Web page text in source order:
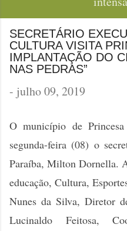
SECRETÁRIO
CULTURA VISITA
IMPLANTAÇÃO DO
NAS PEDRAS”
- julho 09, 2019
O município de
segunda-feira (08) o
Paraíba, Milton Dornella.
educação, Cultura,
Nunes da Silva, Diretor
Lucinaldo Feitosa,